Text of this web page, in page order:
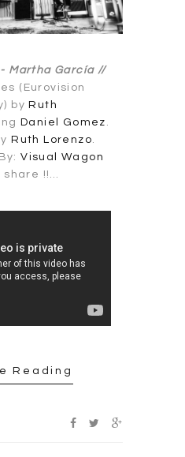
Martha García //
(Eurovision
by Ruth
Daniel Gomez .
Ruth Lorenzo.
Visual Wagon
share !!…
Reading